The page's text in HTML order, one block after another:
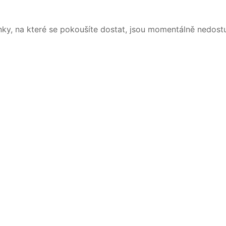
na které se pokoušíte dostat, jsou momentálně